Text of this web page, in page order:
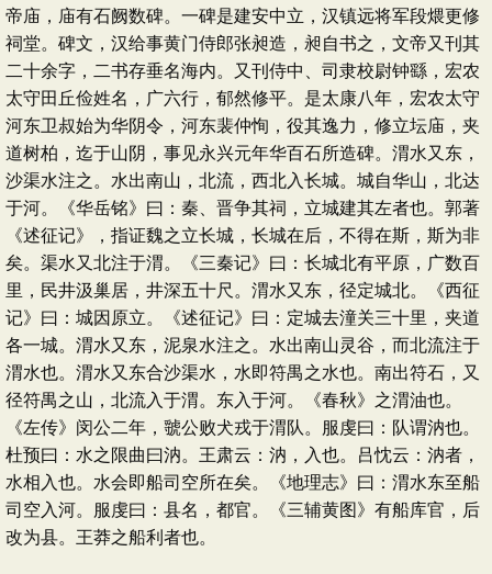
帝庙，庙有石阙数碑。一碑是建安中立，汉镇远将军段煨更修
祠堂。碑文，汉给事黄门侍郎张昶造，昶自书之，文帝又刊其
二十余字，二书存垂名海内。又刊侍中、司隶校尉钟繇，宏农
太守田丘俭姓名，广六行，郁然修平。是太康八年，宏农太守
河东卫叔始为华阴令，河东裴仲恂，役其逸力，修立坛庙，夹
道树柏，迄于山阴，事见永兴元年华百石所造碑。渭水又东，
沙渠水注之。水出南山，北流，西北入长城。城自华山，北达
于河。《华岳铭》曰：秦、晋争其祠，立城建其左者也。郭著
《述征记》，指证魏之立长城，长城在后，不得在斯，斯为非
矣。渠水又北注于渭。《三秦记》曰：长城北有平原，广数百
里，民井汲巢居，井深五十尺。渭水又东，径定城北。《西征
记》曰：城因原立。《述征记》曰：定城去潼关三十里，夹道
各一城。渭水又东，泥泉水注之。水出南山灵谷，而北流注于
渭水也。渭水又东合沙渠水，水即符禺之水也。南出符石，又
径符禺之山，北流入于渭。东入于河。《春秋》之渭油也。
《左传》闵公二年，虢公败犬戎于渭队。服虔曰：队谓汭也。
杜预曰：水之限曲曰汭。王肃云：汭，入也。吕忱云：汭者，
水相入也。水会即船司空所在矣。《地理志》曰：渭水东至船
司空入河。服虔曰：县名，都官。《三辅黄图》有船库官，后
改为县。王莽之船利者也。